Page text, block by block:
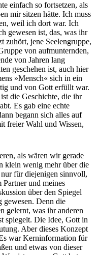
einfach so fortsetzen, als
mir sitzen hätte. Ich muss
weil ich dort war. Ich
gewesen ist, das, was ihr
zuhört, jene Seelengruppe,
von aufmunternden,
von Jahren lang
geschehen ist, auch hier
»Mensch« sich in ein
und von Gott erfüllt war.
die Geschichte, die ihr
Es gab eine echte
begann sich alles auf
freier Wahl und Wissen,
als wären wir gerade
klein wenig mehr über die
für diejenigen sinnvoll,
und meines
über den Spiegel
gewesen. Denn die
gelernt, was ihr anderen
spiegelt. Die Idee, Gott in
Aber dieses Konzept
war Kerninformation für
und etwas von dieser